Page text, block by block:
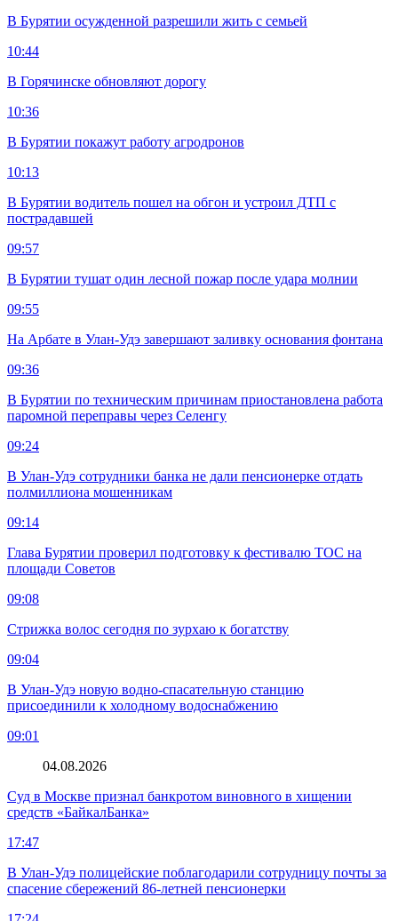
В Бурятии осужденной разрешили жить с семьей
10:44
В Горячинске обновляют дорогу
10:36
В Бурятии покажут работу агродронов
10:13
В Бурятии водитель пошел на обгон и устроил ДТП с
пострадавшей
09:57
В Бурятии тушат один лесной пожар после удара молнии
09:55
На Арбате в Улан-Удэ завершают заливку основания фонтана
09:36
В Бурятии по техническим причинам приостановлена работа
паромной переправы через Селенгу
09:24
В Улан-Удэ сотрудники банка не дали пенсионерке отдать
полмиллиона мошенникам
09:14
Глава Бурятии проверил подготовку к фестивалю ТОС на
площади Советов
09:08
Стрижка волос сегодня по зурхаю к богатству
09:04
В Улан-Удэ новую водно‑спасательную станцию
присоединили к холодному водоснабжению
09:01
04.08.2026
Суд в Москве признал банкротом виновного в хищении
средств «БайкалБанка»
17:47
В Улан-Удэ полицейские поблагодарили сотрудницу почты за
спасение сбережений 86-летней пенсионерки